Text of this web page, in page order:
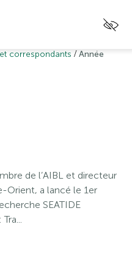
correspondants /Année
de l’AIBL et directeur
Orient, a lancé le 1er
SEATIDE